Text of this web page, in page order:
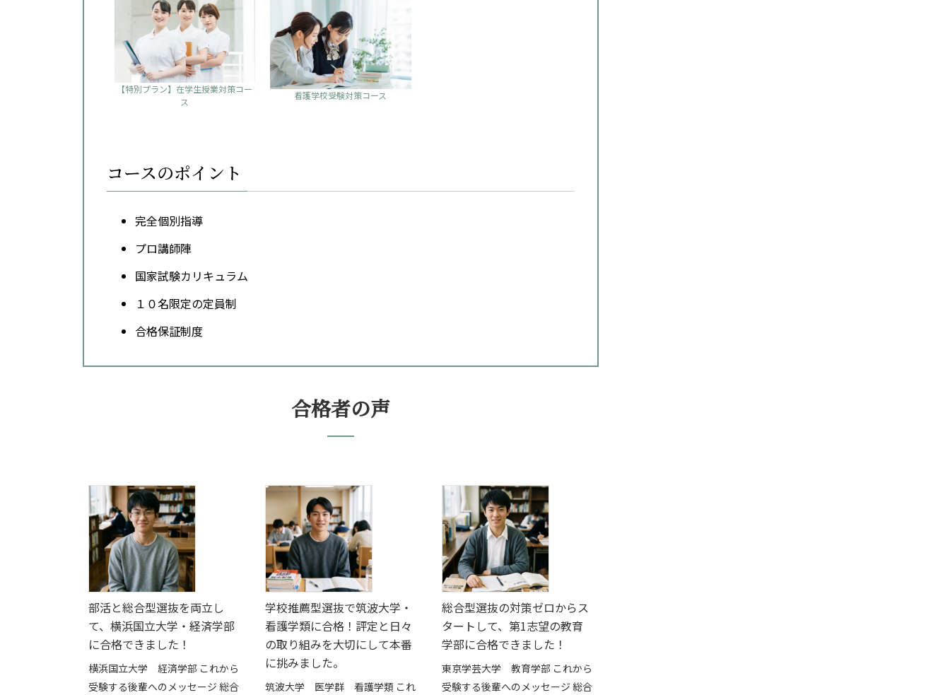
【特別プラン】在学生授業対策コー
ス
看護学校受験対策コース
コースのポイント
完全個別指導
プロ講師陣
国家試験カリキュラム
１０名限定の定員制
合格保証制度
合格者の声
部活と総合型選抜を両立し
て、横浜国立大学・経済学部
に合格できました！
横浜国立大学 経済学部 これから
受験する後輩へのメッセージ 総合
学校推薦型選抜で筑波大学・
看護学類に合格！評定と日々
の取り組みを大切にして本番
に挑みました。
筑波大学 医学群 看護学類 これ
総合型選抜の対策ゼロからス
タートして、第1志望の教育
学部に合格できました！
東京学芸大学 教育学部 これから
受験する後輩へのメッセージ 総合